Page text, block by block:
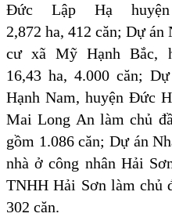
Đức Lập Hạ
2,872 ha, 412 căn; Dự
cư xã Mỹ Hạnh Bắc,
16,43 ha, 4.000 căn;
Hạnh Nam, huyện Đức
Mai Long An làm chủ
gồm 1.086 căn; Dự án
nhà ở công nhân Hải
TNHH Hải Sơn làm chủ
302 căn.